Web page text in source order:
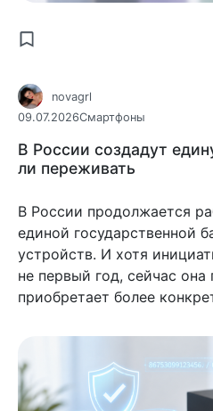
novagrl
09.07.2026Смартфоны
В России создадут
ли переживать
В России продолжается
единой государственной
устройств. И хотя
не первый год, сейчас она
приобретает более